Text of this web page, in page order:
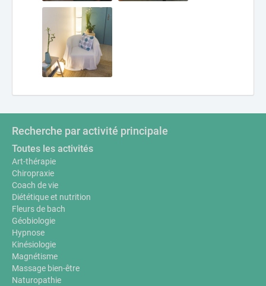
Recherche par activité principale
Toutes les activités
Art-thérapie
Chiropraxie
Coach de vie
Diététique et nutrition
Fleurs de bach
Géobiologie
Hypnose
Kinésiologie
Magnétisme
Massage bien-être
Naturopathie